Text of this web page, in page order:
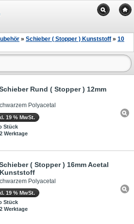
» Schieber ( Stopper ) Kunststoff » 10
Rund ( Stopper ) 12mm
Polyacetal
19 % MwSt.
Stück
Werktage
( Stopper ) 16mm Acetal
Polyacetal
19 % MwSt.
Stück
Werktage